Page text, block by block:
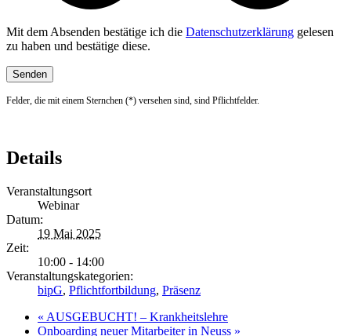
Mit dem Absenden bestätige ich die Datenschutzerklärung gelesen
zu haben und bestätige diese.
Felder, die mit einem Sternchen (*) versehen sind, sind Pflichtfelder.
Details
Veranstaltungsort
Webinar
Datum:
19 Mai 2025
Zeit:
10:00 - 14:00
Veranstaltungskategorien:
bipG, Pflichtfortbildung, Präsenz
« AUSGEBUCHT! – Krankheitslehre
Onboarding neuer Mitarbeiter in Neuss »